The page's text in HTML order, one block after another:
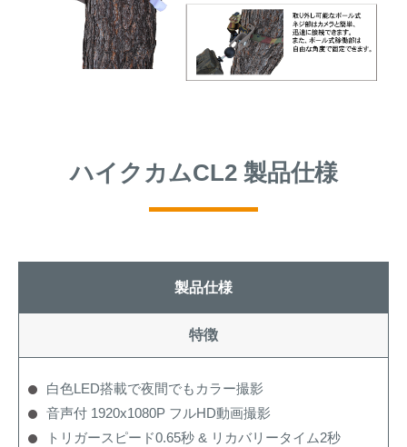
ハイクカムCL2 製品仕様
製品仕様
特徴
白色LED搭載で夜間でもカラー撮影
音声付 1920x1080P フルHD動画撮影
トリガースピード0.65秒 & リカバリータイム2秒